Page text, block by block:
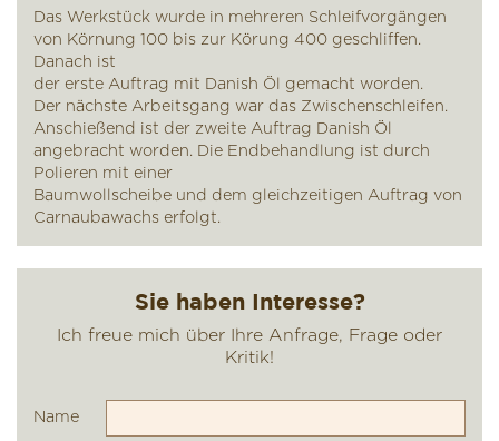
Das Werkstück wurde in mehreren Schleifvorgängen
von Körnung 100 bis zur Körung 400 geschliffen.
Danach ist
der erste Auftrag mit Danish Öl gemacht worden.
Der nächste Arbeitsgang war das Zwischenschleifen.
Anschießend ist der zweite Auftrag Danish Öl
angebracht worden. Die Endbehandlung ist durch
Polieren mit einer
Baumwollscheibe und dem gleichzeitigen Auftrag von
Carnaubawachs erfolgt.
Name